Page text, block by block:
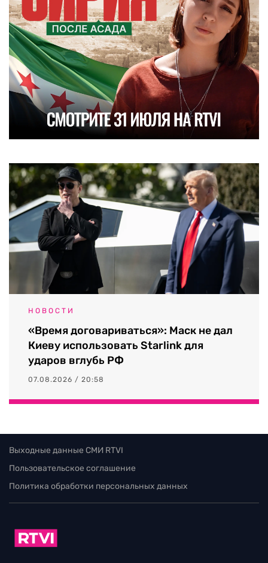
НОВОСТИ
«Время договариваться»: Маск не дал
Киеву использовать Starlink для
ударов вглубь РФ
07.08.2026 / 20:58
Выходные данные СМИ RTVI
Пользовательское соглашение
Политика обработки персональных данных